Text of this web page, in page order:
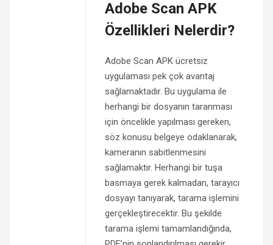
Adobe Scan APK
Özellikleri Nelerdir?
Adobe Scan APK ücretsiz
uygulaması pek çok avantaj
sağlamaktadır. Bu uygulama ile
herhangi bir dosyanın taranması
için öncelikle yapılması gereken,
söz konusu belgeye odaklanarak,
kameranın sabitlenmesini
sağlamaktır. Herhangi bir tuşa
basmaya gerek kalmadan, tarayıcı
dosyayı tanıyarak, tarama işlemini
gerçekleştirecektir. Bu şekilde
tarama işlemi tamamlandığında,